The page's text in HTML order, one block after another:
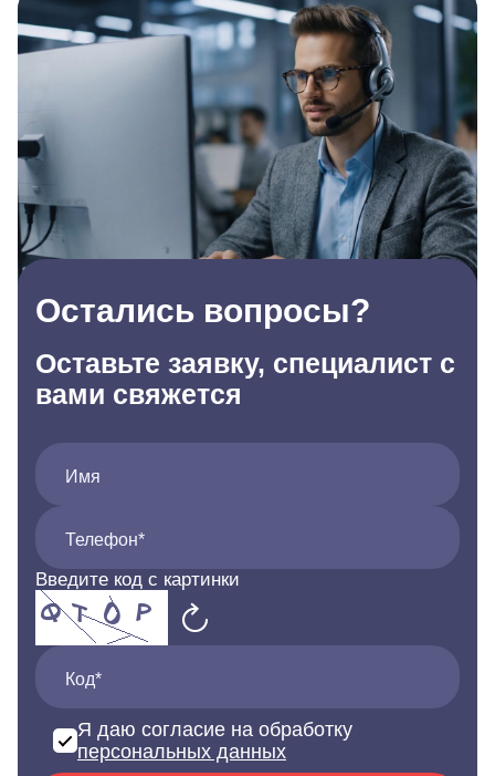
Остались вопросы?
Оставьте заявку, специалист с
вами свяжется
Имя
Телефон*
Введите код с картинки
Код*
Я даю согласие на обработку
персональных данных